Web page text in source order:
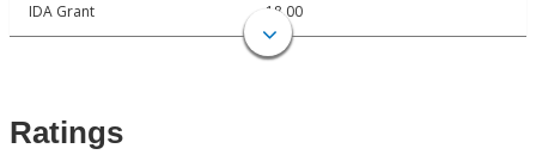
IDA Grant 18.00
Ratings